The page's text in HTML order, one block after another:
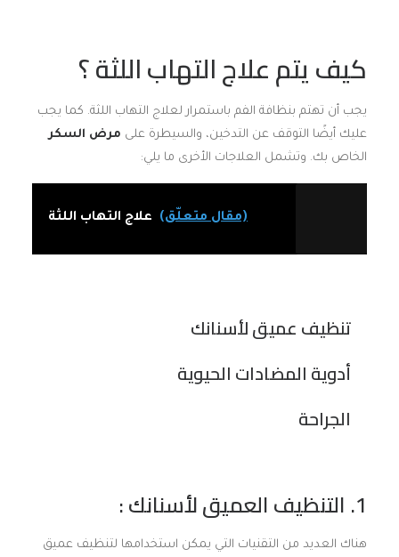
كيف يتمعلاج التهاب اللثة؟
يجب أن تهتم بنظافة الفم باستمرار لعلاج التهاب اللثة. كما يجب
عليك أيضًا التوقف عن التدخين، والسيطرة على مرض السكر
الخاص بك. وتشمل العلاجات الأخرى ما يلي:
(مقال متعلّق) علاج التهاب اللثة
تنظيف عميق لأسنانك
أدوية المضادات الحيوية
الجراحة
1. التنظيف العميق لأسنانك :
هناك العديد من التقنيات التي يمكن استخدامها لتنظيف عميق